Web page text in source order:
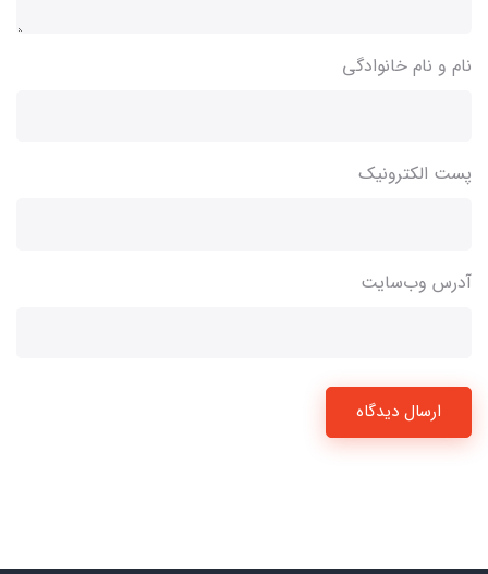
نام و نام خانوادگی
پست الکترونیک
آدرس وب‌سایت
ارسال دیدگاه